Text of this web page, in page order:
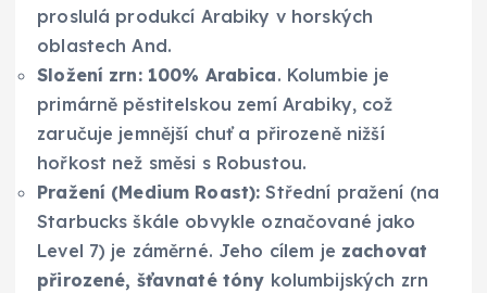
proslulá produkcí Arabiky v horských
oblastech And.
Složení zrn: 100% Arabica. Kolumbie je
primárně pěstitelskou zemí Arabiky, což
zaručuje jemnější chuť a přirozeně nižší
hořkost než směsi s Robustou.
Pražení (Medium Roast): Střední pražení (na
Starbucks škále obvykle označované jako
Level 7) je záměrné. Jeho cílem je zachovat
přirozené, šťavnaté tóny kolumbijských zrn